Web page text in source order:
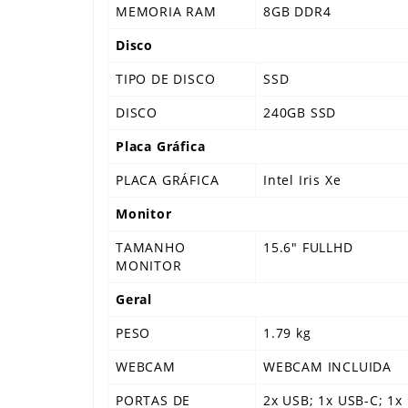
MEMORIA RAM
8GB DDR4
Disco
TIPO DE DISCO
SSD
DISCO
240GB SSD
Placa Gráfica
PLACA GRÁFICA
Intel Iris Xe
Monitor
TAMANHO
MONITOR
15.6" FULLHD
Geral
PESO
1.79 kg
WEBCAM
WEBCAM INCLUIDA
PORTAS DE
2x USB; 1x USB-C; 1x